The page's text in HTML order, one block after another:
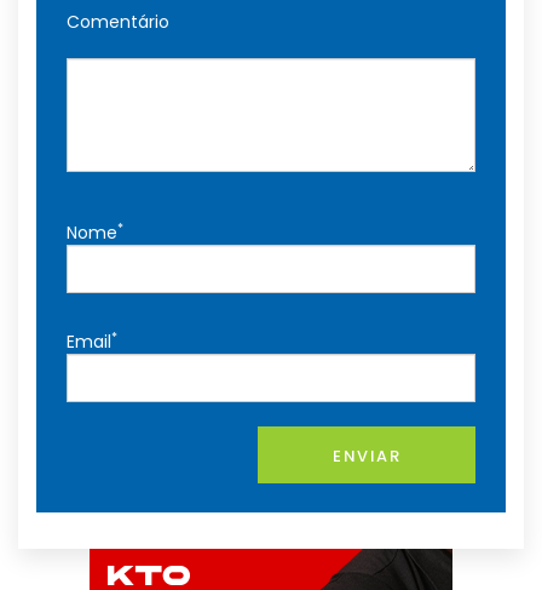
Comentário
Nome*
Email*
ENVIAR